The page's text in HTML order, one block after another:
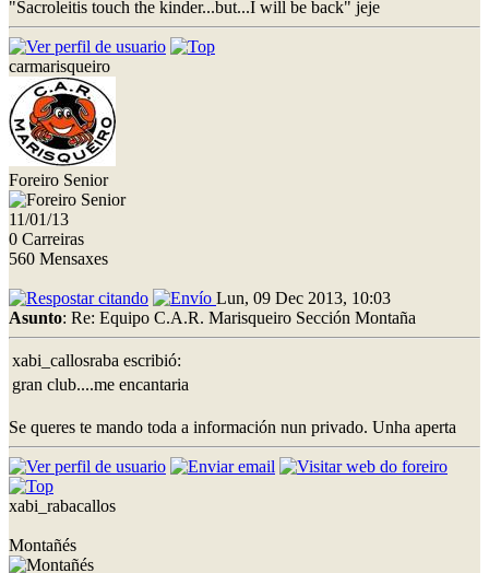
"Sacroleitis touch the kinder...but...I will be back" jeje
carmarisqueiro
Foreiro Senior
11/01/13
0 Carreiras
560 Mensaxes
Lun, 09 Dec 2013, 10:03
Asunto: Re: Equipo C.A.R. Marisqueiro Sección Montaña
xabi_callosraba escribió:
gran club....me encantaria
Se queres te mando toda a información nun privado. Unha aperta
xabi_rabacallos
Montañés